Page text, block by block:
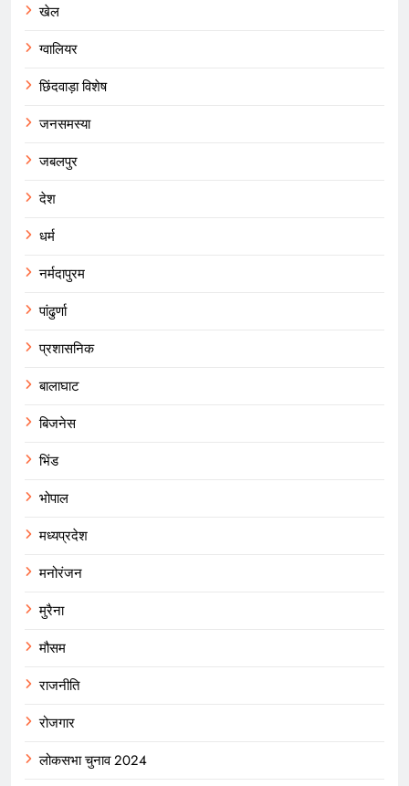
खेल
ग्वालियर
छिंदवाड़ा विशेष
जनसमस्या
जबलपुर
देश
धर्म
नर्मदापुरम
पांढुर्णा
प्रशासनिक
बालाघाट
बिजनेस
भिंड
भोपाल
मध्यप्रदेश
मनोरंजन
मुरैना
मौसम
राजनीति
रोजगार
लोकसभा चुनाव 2024